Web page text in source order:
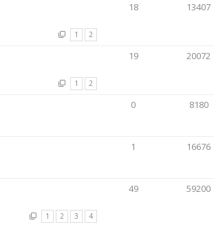
1 2
18 13407
1 2
19 20072
0 8180
1 16676
1 2 3 4
49 59200